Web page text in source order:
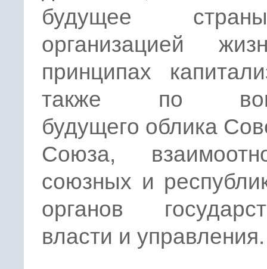
будущее
организацией
принципах
также по
будущего облика
Союза,
союзных и
органов
власти и управления.